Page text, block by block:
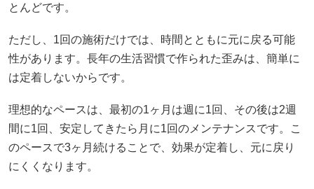
とんどです。
ただし、1回の施術だけでは、時間とともに元に戻る可能
性があります。長年の生活習慣で作られた歪みは、簡単に
は定着しないからです。
理想的なペースは、最初の1ヶ月は週に1回、その後は2週
間に1回、安定してきたら月に1回のメンテナンスです。こ
のペースで3ヶ月続けることで、効果が定着し、元に戻り
にくくなります。